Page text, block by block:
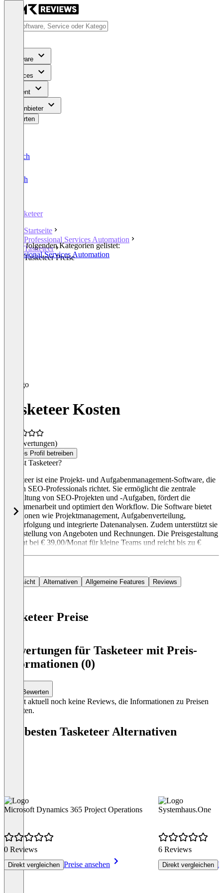
Software
Services
Content
Für Anbieter
Bewerten
Deutsch
English
Tasketeer
Startseite
Professional Services Automation
Tasketeer
Tasketeer Preise
In den folgenden Kategorien gelistet:
Professional Services Automation
Tasketeer Kosten
(0 Bewertungen)
Dieses Profil betreiben
Was ist Tasketeer?
Tasketeer ist eine Projekt- und Aufgabenmanagement-Software, die
sich an SEO-Professionals richtet. Sie ermöglicht die zentrale
Verwaltung von SEO-Projekten und -Aufgaben, fördert die
Zusammenarbeit und optimiert den Workflow. Die Software bietet
Funktionen wie Projektmanagement, Aufgabenverteilung,
Zeitverfolgung und integrierte Datenanalysen. Zudem unterstützt sie
die Erstellung von Angeboten und Rechnungen. Die Preisgestaltung
beginnt bei € 39,00/Monat für kleine Teams und reicht bis zu €
Übersicht Alternativen Allgemeine Features Reviews
Tasketeer Preise
Bewertungen für Tasketeer mit Preis-
Informationen (0)
Bewerten
Es gibt aktuell noch keine Reviews, die Informationen zu Preisen
enthalten.
Die besten Tasketeer Alternativen
Microsoft Dynamics 365 Project Operations
0 Reviews
Direkt vergleichen Preise ansehen
Systemhaus.One
6 Reviews
Direkt vergleichen